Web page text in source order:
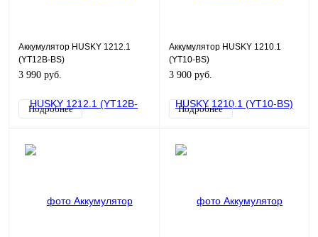
Аккумулятор HUSKY 1212.1
(YT12B-BS)
3 990 руб.
Подробнее
Аккумулятор HUSKY 1210.1
(YT10-BS)
3 900 руб.
Подробнее